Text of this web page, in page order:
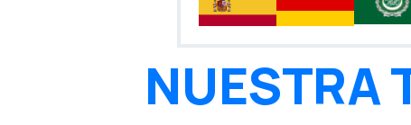
NUESTRA